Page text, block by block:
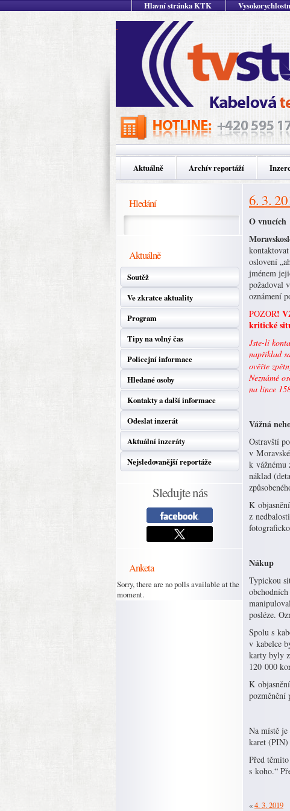
Hlavní stránka KTK
Aktuálně Archív reportáží
Hledání
Aktuálně
Soutěž
Ve zkratce aktuality
Program
Tipy na volný čas
Policejní informace
Hledané osoby
Kontakty a další informace
Odeslat inzerát
Aktuální inzeráty
Nejsledovanější reportáže
Sledujte nás
Anketa
Sorry, there are no polls available at the
moment.
6. 3.
O vnucích
oslovení
jménem
požadoval
oznámení
POZOR!
kritické
Jste-li
například
ověřte
Neznámé
na lince
Vážná
Ostravští
v
k vážnému
náklad
K
z
Nákup
Typickou
posléze.
Spolu s
v kabelce
karty byly
120 000
K
pozměnění
Na místě
karet (PIN)
Před
s koho.“
«4. 3. 2019